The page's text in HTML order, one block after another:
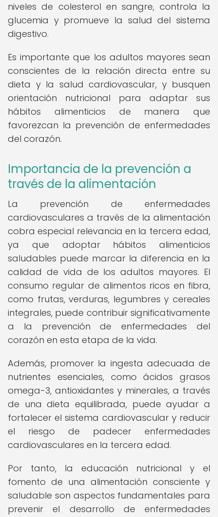
niveles de colesterol en sangre, controla la
glucemia y promueve la salud del sistema
digestivo.
Es importante que los adultos mayores sean
conscientes de la relación directa entre su
dieta y la salud cardiovascular, y busquen
orientación nutricional para adaptar sus
hábitos alimenticios de manera que
favorezcan la prevención de enfermedades
del corazón.
Importancia de la prevención a
través de la alimentación
La prevención de enfermedades
cardiovasculares a través de la alimentación
cobra especial relevancia en la tercera edad,
ya que adoptar hábitos alimenticios
saludables puede marcar la diferencia en la
calidad de vida de los adultos mayores. El
consumo regular de alimentos ricos en fibra,
como frutas, verduras, legumbres y cereales
integrales, puede contribuir significativamente
a la prevención de enfermedades del
corazón en esta etapa de la vida.
Además, promover la ingesta adecuada de
nutrientes esenciales, como ácidos grasos
omega-3, antioxidantes y minerales, a través
de una dieta equilibrada, puede ayudar a
fortalecer el sistema cardiovascular y reducir
el riesgo de padecer enfermedades
cardiovasculares en la tercera edad.
Por tanto, la educación nutricional y el
fomento de una alimentación consciente y
saludable son aspectos fundamentales para
prevenir el desarrollo de enfermedades